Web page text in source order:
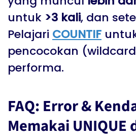
untuk >3 kali, dan
Pelajari COUNTIF
pencocokan
performa.
FAQ: Error &
Memakai UNIQUE